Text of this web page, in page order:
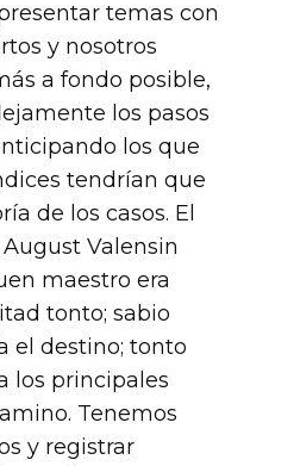
temas con
y nosotros
a fondo posible,
los pasos
los que
tendrían que
de los casos. El
Valensin
maestro era
tonto; sabio
el destino; tonto
los principales
Tenemos
y registrar